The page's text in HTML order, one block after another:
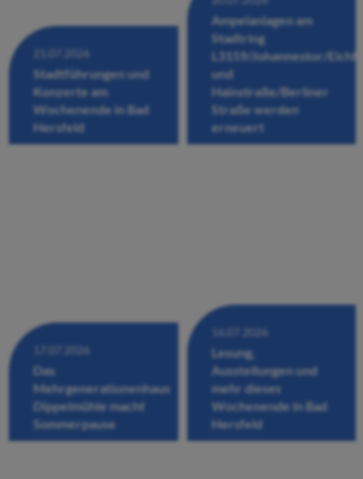
21.07.2026
Stadtführungen und
Konzerte am
Wochenende in Bad
Hersfeld
Ampelanlagen am
Stadtring
L3159/Johannestor/
und
Hainstraße/Berliner
Straße werden
erneuert
17.07.2026
Das
Mehrgenerationenhaus
Dippelmühle macht
Sommerpause
16.07.2026
Lesung,
Ausstellungen und
mehr dieses
Wochenende in Bad
Hersfeld